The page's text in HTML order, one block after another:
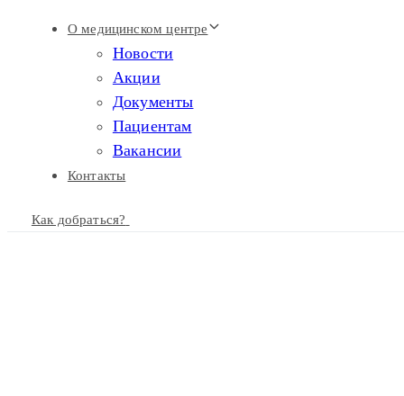
content
О медицинском центре
Новости
Акции
Документы
Пациентам
Вакансии
Контакты
Как добраться?